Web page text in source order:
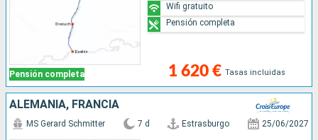
Pensión completa 1 620 € Tasas incluidas
Wifi gratuito
Pensión completa
ALEMANIA, FRANCIA
MS Gerard Schmitter 7 d Estrasburgo 25/06/2027